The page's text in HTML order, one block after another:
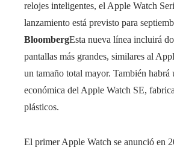
relojes inteligentes, el Apple Watch
lanzamiento está previsto para
BloombergEsta nueva línea incluirá
pantallas más grandes, similares al
un tamaño total mayor. También habrá
económica del Apple Watch SE,
plásticos.
El primer Apple Watch se anunció en